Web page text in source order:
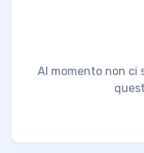
Al momento non ci